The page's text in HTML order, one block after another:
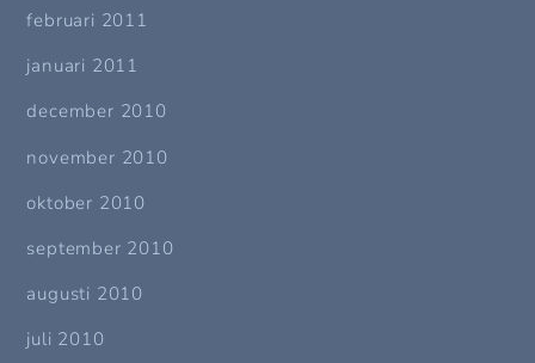
februari 2011
januari 2011
december 2010
november 2010
oktober 2010
september 2010
augusti 2010
juli 2010